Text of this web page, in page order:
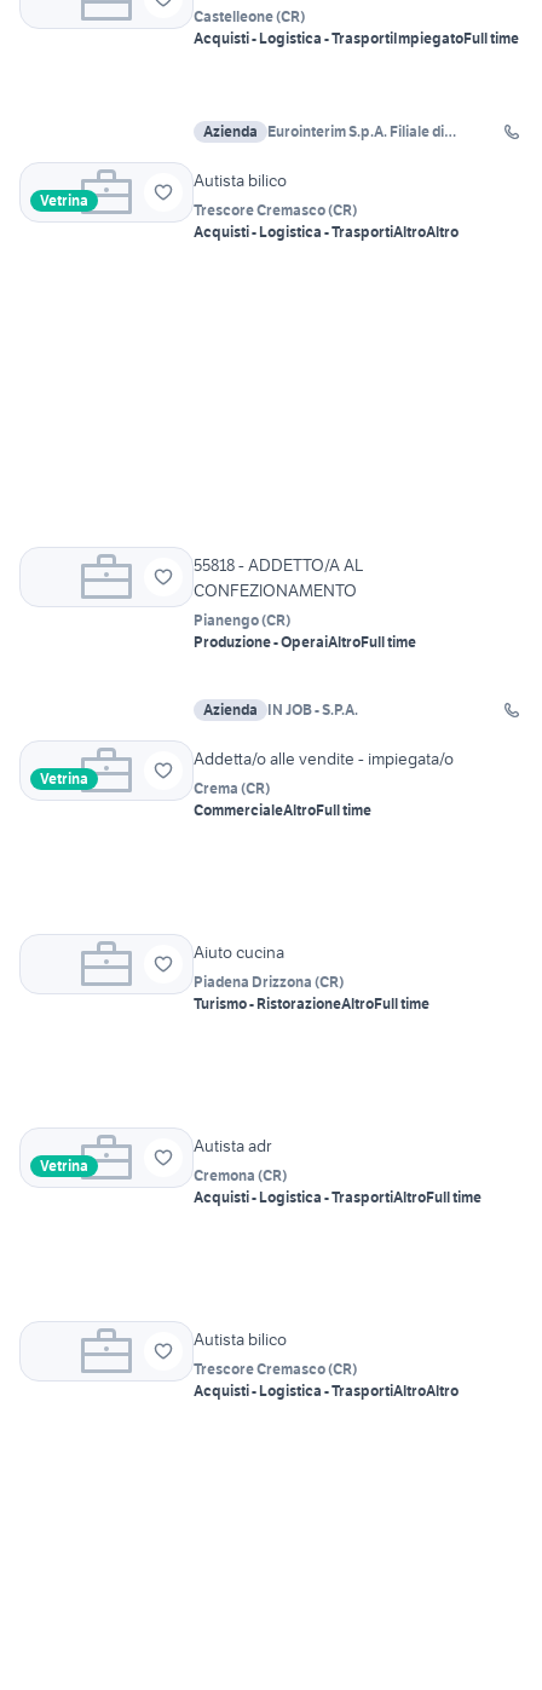
Castelleone(CR)
Acquisti - Logistica - TrasportiImpiegatoFull time
Azienda
Eurointerim S.p.A. Filiale di
Vetrina
Autista bilico
Trescore Cremasco(CR)
Acquisti - Logistica - TrasportiAltroAltro
55818 - ADDETTO/A AL
CONFEZIONAMENTO
Pianengo(CR)
Produzione - OperaiAltroFull time
Azienda IN JOB - S.P.A.
Vetrina
Addetta/o alle vendite - impiegata/o
Crema (CR)
CommercialeAltroFull time
Aiuto cucina
Piadena Drizzona (CR)
Turismo - RistorazioneAltroFull time
Vetrina
Autista adr
Cremona (CR)
Acquisti - Logistica - TrasportiAltroFull time
Autista bilico
Trescore Cremasco(CR)
Acquisti - Logistica - TrasportiAltroAltro